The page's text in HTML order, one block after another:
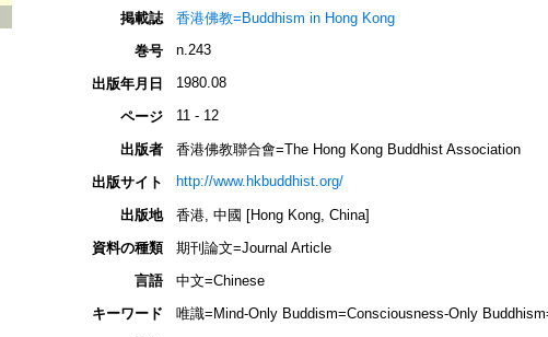
掲載誌
香港佛教=Buddhism in Hong Kong
巻号
n.243
出版年月日 1980.08
ページ 11 - 12
出版者
香港佛教聯合會=The Hong Kong Buddhist Association
出版サイト
http://www.hkbuddhist.org/
出版地
香港, 中國 [Hong Kong, China]
資料の種類
期刊論文=Journal Article
言語
中文=Chinese
キーワード
唯識=Mind-Only Buddism=Consciousness-Only